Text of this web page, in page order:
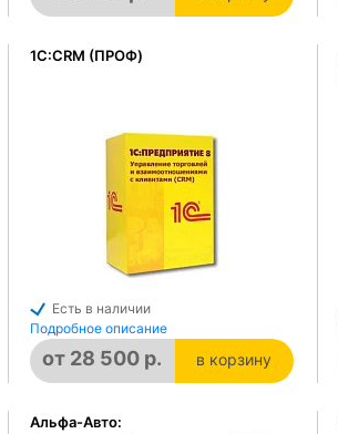
1С:CRM (ПРОФ)
Есть в наличии
Подробное описание
от 28 500 р. в корзину
Альфа-Авто: